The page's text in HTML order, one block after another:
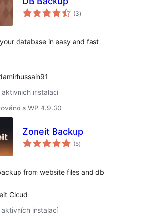
(3celkové
hodnocení
)
database in easy and fast
aktivních instalací
s WP 4.9.30
Zoneit Backup
(5celkové
hodnocení
)
from website files and db
Cloud
aktivních instalací